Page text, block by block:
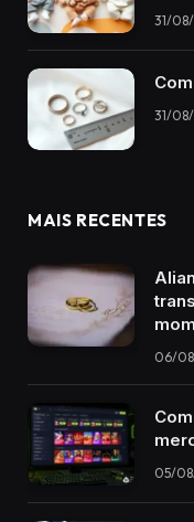
31/
31/
MAIS RECENTES
06/
05/